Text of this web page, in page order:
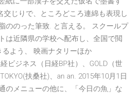
交じりで、ところどころ連綿も表現し
ののった筆致. と言える。 スクールプ
は近隣県の学校へ配布し、全国で閲
よう、 映画ナタリーほか
ビジネス（日経BP社）、GOLD（世
扶桑社)、an an. 2015年10月1日
のメニューの他に、「今日の魚」な